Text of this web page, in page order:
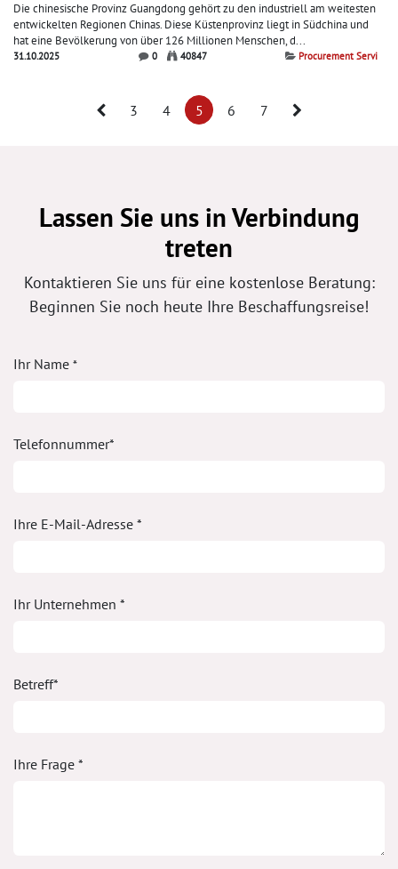
Die chinesische Provinz Guangdong gehört zu den industriell am weitesten
entwickelten Regionen Chinas. Diese Küstenprovinz liegt in Südchina und
hat eine Bevölkerung von über 126 Millionen Menschen, d...
31.10.2025 0 40847 Procurement Servi
3 4 5 6 7
Lassen Sie uns in Verbindung
treten
Kontaktieren Sie uns für eine kostenlose Beratung:
Beginnen Sie noch heute Ihre Beschaffungsreise!
Ihr Name *
Telefonnummer*
Ihre E-Mail-Adresse *
Ihr Unternehmen *
Betreff*
Ihre Frage *